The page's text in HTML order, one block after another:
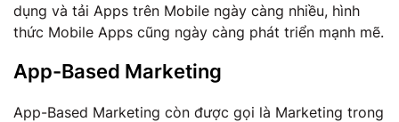
dụng và tải Apps trên Mobile ngày càng nhiều, hình
thức Mobile Apps cũng ngày càng phát triển mạnh mẽ.
App-Based Marketing
App-Based Marketing còn được gọi là Marketing trong